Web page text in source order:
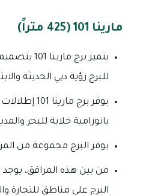
مارينا 101 (425 متراً)
يتميز
للبرج رؤية دبي الحديثة
يوفر برج
بانورامية خلابة للبحر
يوفر البرج مجموعة من
من بين هذه المرافق،
البرج على مناطق للتجارة